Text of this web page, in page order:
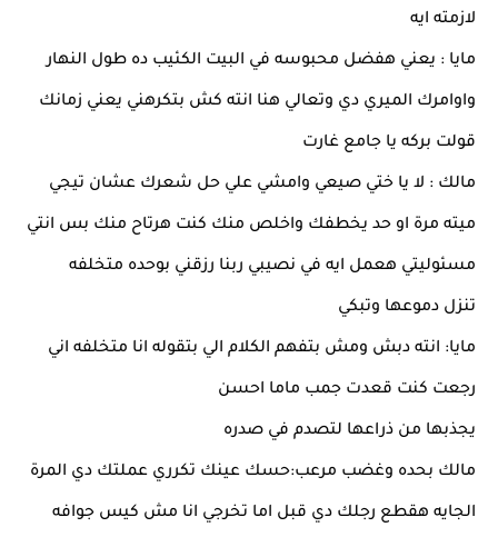
لازمته ايه
مايا : يعني هفضل محبوسه في البيت الكئيب ده طول النهار
واوامرك الميري دي وتعالي هنا انته كش بتكرهني يعني زمانك
قولت بركه يا جامع غارت
مالك : لا يا ختي صيعي وامشي علي حل شعرك عشان تيجي
ميته مرة او حد يخطفك واخلص منك كنت هرتاح منك بس انتي
مسئوليتي هعمل ايه في نصيبي ربنا رزقني بوحده متخلفه
تنزل دموعها وتبكي
مايا: انته دبش ومش بتفهم الكلام الي بتقوله انا متخلفه اني
رجعت كنت قعدت جمب ماما احسن
يجذبها من ذراعها لتصدم في صدره
مالك بحده وغضب مرعب:حسك عينك تكرري عملتك دي المرة
الجايه هقطع رجلك دي قبل اما تخرجي انا مش كيس جوافه